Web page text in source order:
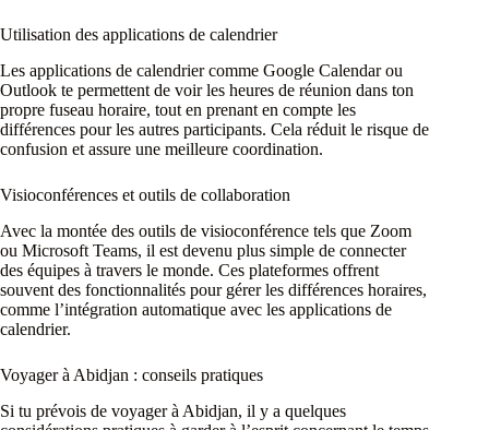
Utilisation des applications de calendrier
Les applications de calendrier comme Google Calendar ou
Outlook te permettent de voir les heures de réunion dans ton
propre fuseau horaire, tout en prenant en compte les
différences pour les autres participants. Cela réduit le risque de
confusion et assure une meilleure coordination.
Visioconférences et outils de collaboration
Avec la montée des outils de visioconférence tels que Zoom
ou Microsoft Teams, il est devenu plus simple de connecter
des équipes à travers le monde. Ces plateformes offrent
souvent des fonctionnalités pour gérer les différences horaires,
comme l’intégration automatique avec les applications de
calendrier.
Voyager à Abidjan : conseils pratiques
Si tu prévois de voyager à Abidjan, il y a quelques